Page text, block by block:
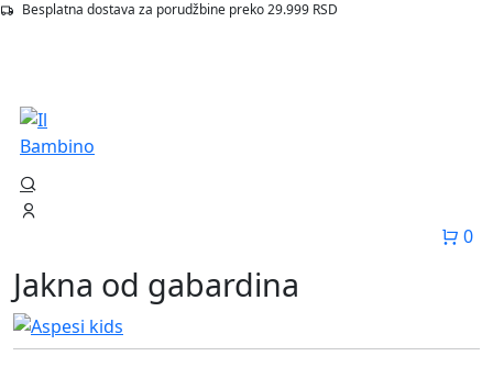
Besplatna dostava za porudžbine preko 29.999 RSD
0
Outlet
Jakna od gabardina